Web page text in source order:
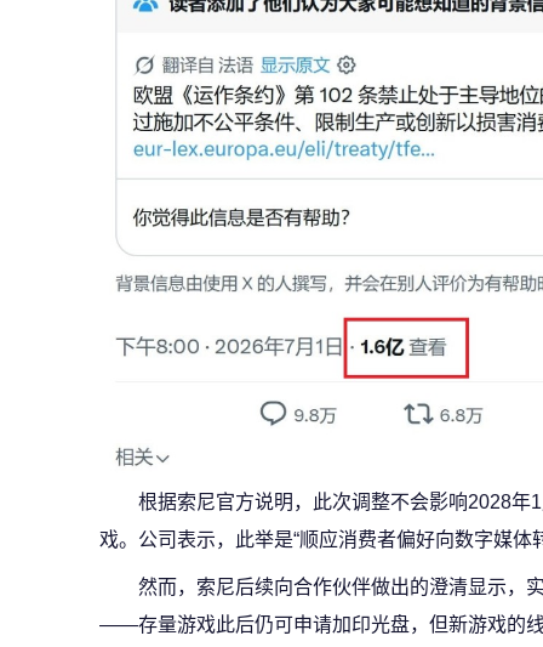
根据索尼官方说明，此次调整不会影响2028年
戏。公司表示，此举是“顺应消费者偏好向数字媒体
然而，索尼后续向合作伙伴做出的澄清显示，
——存量游戏此后仍可申请加印光盘，但新游戏的